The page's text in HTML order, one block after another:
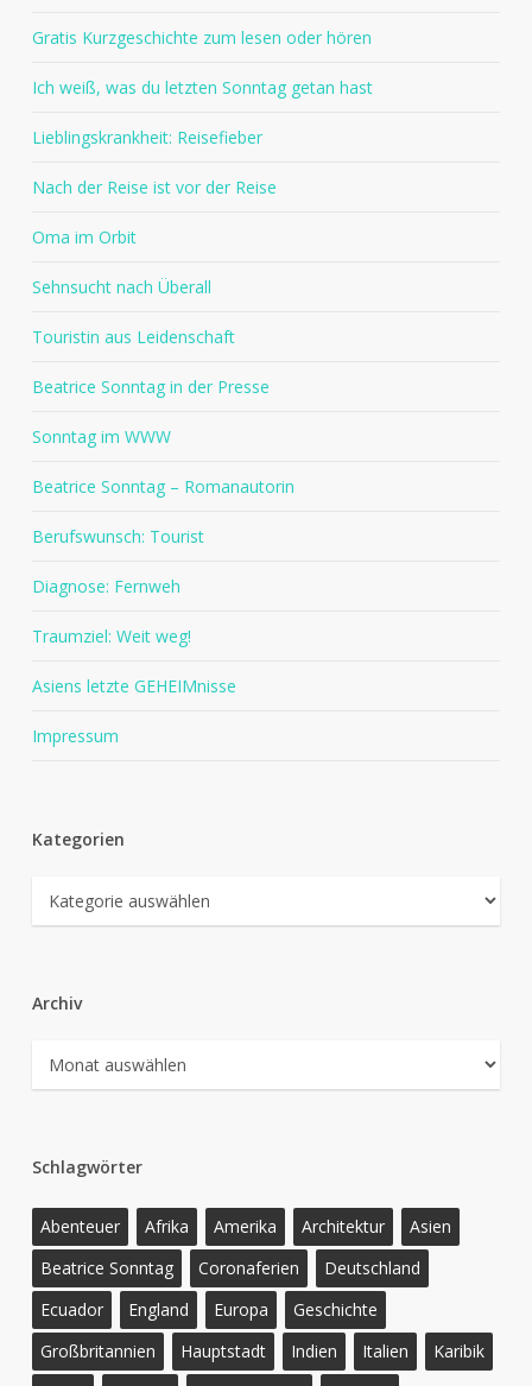
Gratis Kurzgeschichte zum lesen oder hören
Ich weiß, was du letzten Sonntag getan hast
Lieblingskrankheit: Reisefieber
Nach der Reise ist vor der Reise
Oma im Orbit
Sehnsucht nach Überall
Touristin aus Leidenschaft
Beatrice Sonntag in der Presse
Sonntag im WWW
Beatrice Sonntag – Romanautorin
Berufswunsch: Tourist
Diagnose: Fernweh
Traumziel: Weit weg!
Asiens letzte GEHEIMnisse
Impressum
Kategorien
Kategorien
Archiv
Archiv
Schlagwörter
Abenteuer Afrika Amerika Architektur
Asien
Beatrice Sonntag
Coronaferien
Deutschland
Ecuador
England Europa
Geschichte
Großbritannien
Hauptstadt Indien Italien
Karibik